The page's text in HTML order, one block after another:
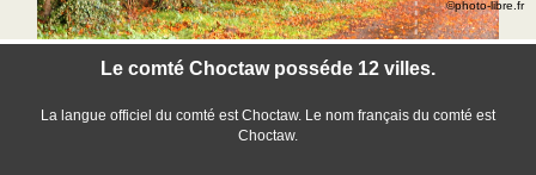
Le comté Choctaw posséde 12 villes.
La langue officiel du comté est Choctaw. Le nom français du comté est
Choctaw.
©photo-libre.fr